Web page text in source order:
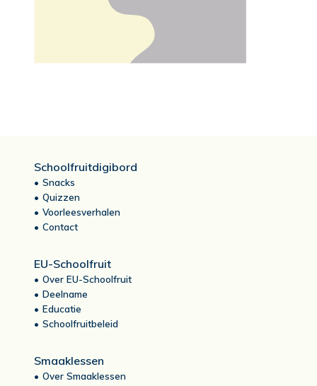
Schoolfruitdigibord
Snacks
Quizzen
Voorleesverhalen
Contact
EU-Schoolfruit
Over EU-Schoolfruit
Deelname
Educatie
Schoolfruitbeleid
Smaaklessen
Over Smaaklessen